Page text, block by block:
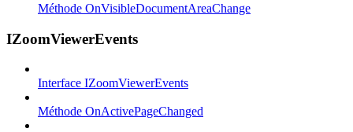
Méthode OnVisibleDocumentAreaChange
IZoomViewerEvents
Interface IZoomViewerEvents
Méthode OnActivePageChanged